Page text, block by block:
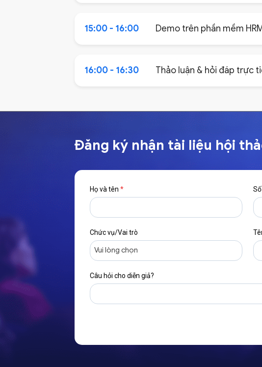
15:00 - 16:00 Demo trên phần mềm
16:00 - 16:30 Thảo luận & hỏi đáp trực
Đăng ký nhận tài liệu hội
Họ và tên *
Chức vụ/Vai trò
Câu hỏi cho diễn giả?